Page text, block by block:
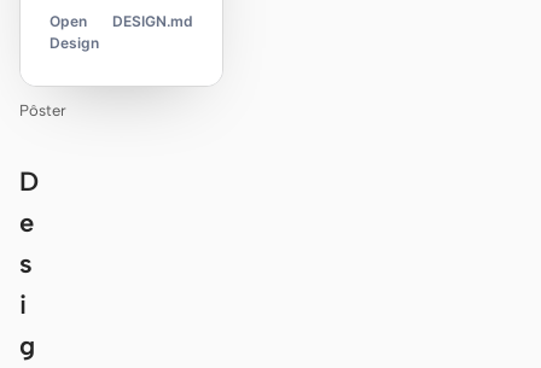
Open
Design
DESIGN.md
Pôster
D
e
s
i
g